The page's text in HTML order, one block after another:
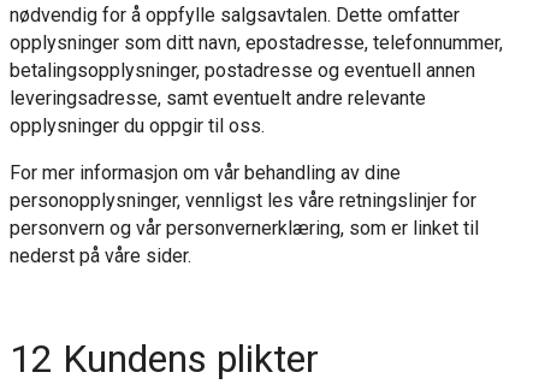
nødvendig for å oppfylle salgsavtalen. Dette omfatter
opplysninger som ditt navn, epostadresse, telefonnummer,
betalingsopplysninger, postadresse og eventuell annen
leveringsadresse, samt eventuelt andre relevante
opplysninger du oppgir til oss.
For mer informasjon om vår behandling av dine
personopplysninger, vennligst les våre retningslinjer for
personvernog vår personvernerklæring,som er linket til
nederst på våre sider.
12 Kundens plikter